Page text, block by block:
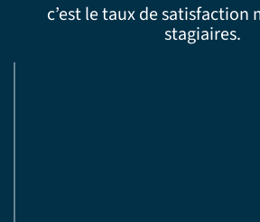
c’est le taux de satisfaction
stagiaires.